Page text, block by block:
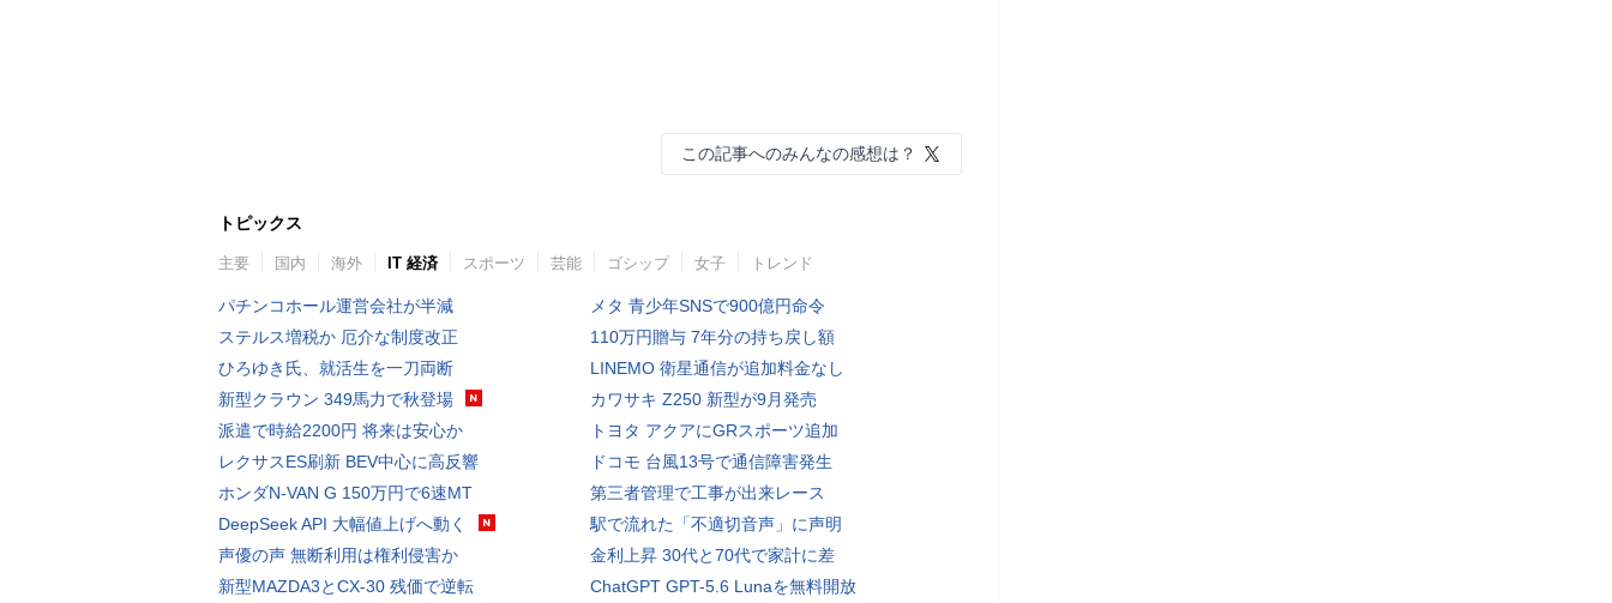
この記事へのみんなの感想は？
トピックス
主要 国内 海外 IT 経済 スポーツ 芸能 ゴシップ 女子 トレンド
パチンコホール運営会社が半減
ステルス増税か 厄介な制度改正
ひろゆき氏、就活生を一刀両断
新型クラウン 349馬力で秋登場
派遣で時給2200円 将来は安心か
レクサスES刷新 BEV中心に高反響
ホンダN-VAN G 150万円で6速MT
DeepSeek API 大幅値上げへ動く
声優の声 無断利用は権利侵害か
新型MAZDA3とCX-30 残価で逆転
メタ 青少年SNSで900億円命令
110万円贈与 7年分の持ち戻し額
LINEMO 衛星通信が追加料金なし
カワサキ Z250 新型が9月発売
トヨタ アクアにGRスポーツ追加
ドコモ 台風13号で通信障害発生
第三者管理で工事が出来レース
駅で流れた「不適切音声」に声明
金利上昇 30代と70代で家計に差
ChatGPT GPT-5.6 Lunaを無料開放